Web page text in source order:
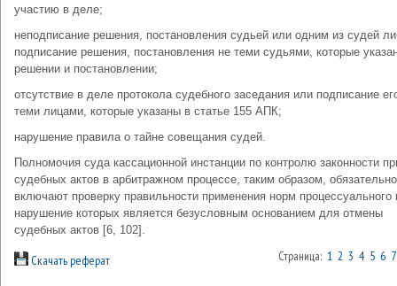
участию в деле;
неподписание решения, постановления судьей или одним из судей
подписание решения, постановления не теми судьями, которые
решении и постановлении;
отсутствие в деле протокола судебного заседания или подписание
теми лицами, которые указаны в статье 155 АПК;
нарушение правила о тайне совещания судей.
Полномочия суда кассационной инстанции по контролю законности
судебных актов в арбитражном процессе, таким образом, обязательно
включают проверку правильности применения норм процессуального
нарушение которых является безусловным основанием для отмены
судебных актов [6, 102].
Скачать реферат Страница: 1 2 3 4 5 6 7